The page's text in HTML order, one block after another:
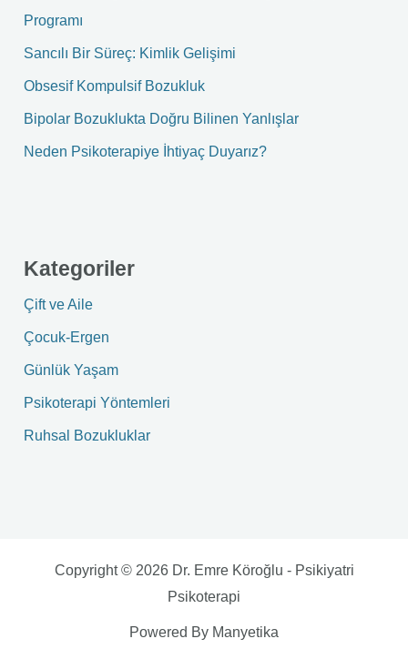
fProgramı
Sancılı Bir Süreç: Kimlik Gelişimi
Obsesif Kompulsif Bozukluk
Bipolar Bozuklukta Doğru Bilinen Yanlışlar
Neden Psikoterapiye İhtiyaç Duyarız?
Kategoriler
Çift ve Aile
Çocuk-Ergen
Günlük Yaşam
Psikoterapi Yöntemleri
Ruhsal Bozukluklar
Copyright © 2026 Dr. Emre Köroğlu - Psikiyatri
Psikoterapi
Powered By Manyetika